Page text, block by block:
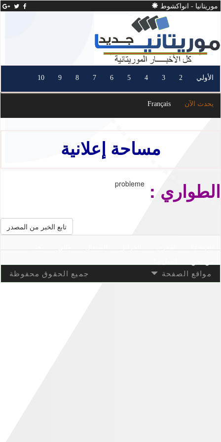
موريتانيا - انواكشوط
الأولي 2
3
4
5
6
7
8
9
10
يحدث الآن Français
مساحة إعلانية
probleme الطواري :
تابع الخبر من المصدر
مواقع الصفحة جميع الحقوق محفوظة